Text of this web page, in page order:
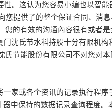
。这认为您容易小编也以智
提供了的整个保证合同、消
的有效的沟通內容很有或者
沈氏节水科持股十分有限机
节能股份有限公司不对您对
家或各个资讯的记录执行程
中保持的数据记录查询程度。